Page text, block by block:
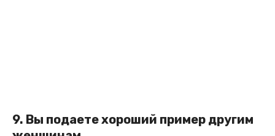
9. Вы подаете хороший пример другим